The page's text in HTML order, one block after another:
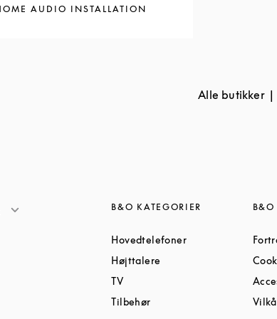
AUDIO INSTALLATION
Alle butikker
B&O KATEGORIER
HovedtelefonerLink Opens in New
Højttalere Link Opens in New Tab
TVLink Opens in New Tab
TilbehørLink Opens in New Tab
B&O